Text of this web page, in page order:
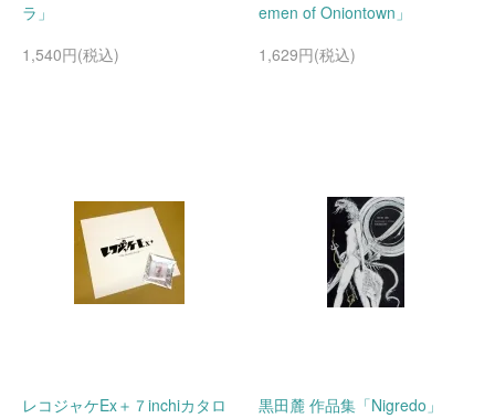
ラ」
1,540円(税込)
emen of Oniontown」
1,629円(税込)
レコジャケEx＋７inchiカタロ
黒田麓 作品集「Nigredo」